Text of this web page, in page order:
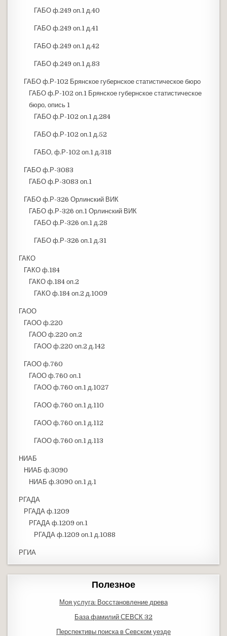
ГАБО ф.249 оп.1 д.40
ГАБО ф.249 оп.1 д.41
ГАБО ф.249 оп.1 д.42
ГАБО ф.249 оп.1 д.83
ГАБО ф.Р-102 Брянское губернское статистическое бюро
ГАБО ф.Р-102 оп.1 Брянское губернское статистическое
бюро, опись 1
ГАБО ф.Р-102 оп.1 д.284
ГАБО ф.Р-102 оп.1 д.52
ГАБО, ф.Р-102 оп.1 д.318
ГАБО ф.Р-3083
ГАБО ф.Р-3083 оп.1
ГАБО ф.Р-326 Орлинский ВИК
ГАБО ф.Р-326 оп.1 Орлинский ВИК
ГАБО ф.Р-326 оп.1 д.28
ГАБО ф.Р-326 оп.1 д.31
ГАКО
ГАКО ф.184
ГАКО ф.184 оп.2
ГАКО ф.184 оп.2 д.1009
ГАОО
ГАОО ф.220
ГАОО ф.220 оп.2
ГАОО ф.220 оп.2 д.142
ГАОО ф.760
ГАОО ф.760 оп.1
ГАОО ф.760 оп.1 д.1027
ГАОО ф.760 оп.1 д.110
ГАОО ф.760 оп.1 д.112
ГАОО ф.760 оп.1 д.113
НИАБ
НИАБ ф.3090
НИАБ ф.3090 оп.1 д.1
РГАДА
РГАДА ф.1209
РГАДА ф.1209 оп.1
РГАДА ф.1209 оп.1 д.1088
РГИА
Полезное
Моя услуга: Восстановление древа
База фамилий СЕВСК 32
Перспективы поиска в Севском уезде